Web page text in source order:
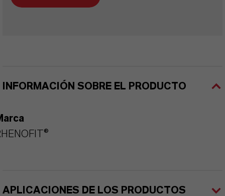
INFORMACIÓN SOBRE EL PRODUCTO
APLICACIONES DE LOS PRODUCTOS